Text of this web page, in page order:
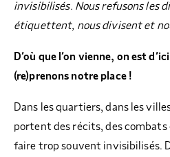
invisibilisés. Nous refusons les
étiquettent, nous divisent et
D’où que l’on vienne, on est
(re)prenons notre place !
Dans les quartiers, dans les
portent des récits, des combats
faire trop souvent invisibilisés.